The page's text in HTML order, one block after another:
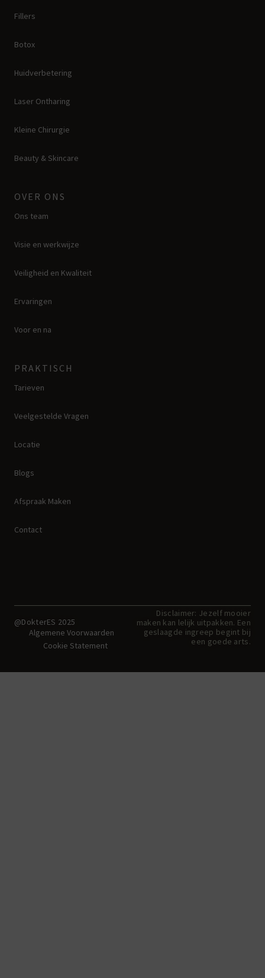
Fillers
Botox
Huidverbetering
Laser Ontharing
Kleine Chirurgie
Beauty & Skincare
OVER ONS
Ons team
Visie en werkwijze
Veiligheid en Kwaliteit
Ervaringen
Voor en na
PRAKTISCH
Tarieven
Veelgestelde Vragen
Locatie
Blogs
Afspraak Maken
Contact
@DokterES 2025
Algemene Voorwaarden
Cookie Statement
Disclaimer: Jezelf mooier
maken kan lelijk uitpakken. Een
geslaagde ingreep begint bij
een goede arts.